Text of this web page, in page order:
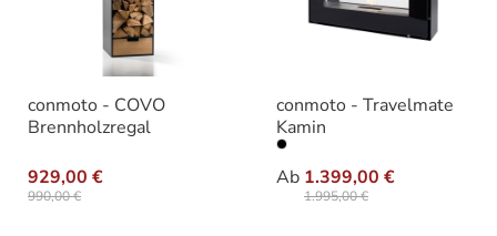
conmoto - COVO
Brennholzregal
929,00 €
990,00 €
conmoto - Travelmate
Kamin
Ab 1.399,00 €
1.995,00 €
Ausführung